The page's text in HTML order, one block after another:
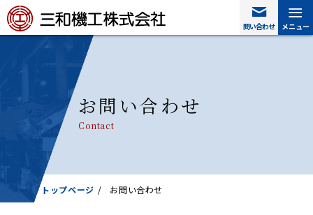
問い合わせ
≡
メニュー
問い合わせ
≡
メニュー
お問い合わせ
Contact
トップページ / お問い合わせ